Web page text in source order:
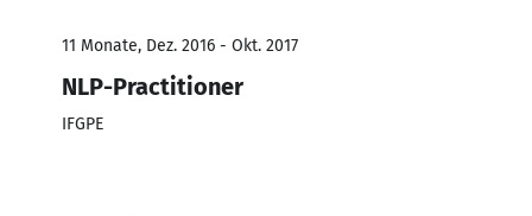
11 Monate, Dez. 2016 - Okt. 2017
NLP-Practitioner
IFGPE